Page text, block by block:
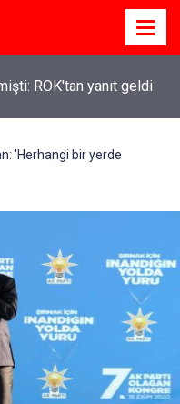
ROK'tan yanıt geldi
değişecek mi?
'Herhangi bir yerde